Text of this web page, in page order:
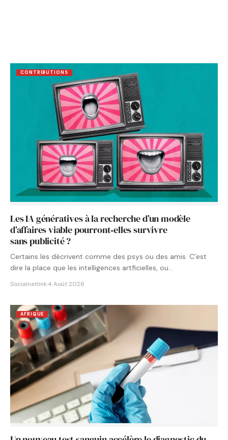
CONTRIBUTIONS
Les IA génératives à la recherche d’un modèle
d’affaires viable pourront‑elles survivre
sans publicité ?
Certains les décrivent comme des psys ou des amis. C’est
dire la place que les intelligences artficielles, ou…
Socialnetlink·4 Août 2026
AFRIQUE